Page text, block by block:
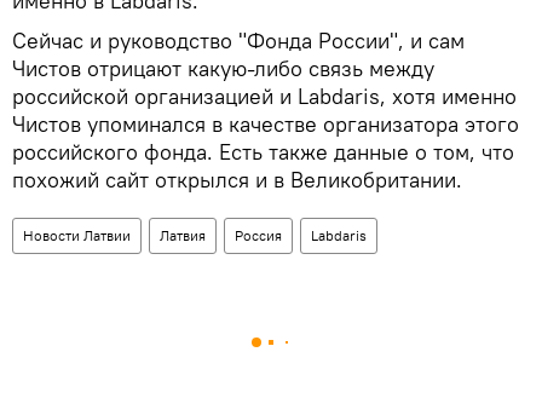
Сейчас и руководство "Фонда России", и сам
Чистов отрицают какую-либо связь между
российской организацией и Labdaris, хотя именно
Чистов упоминался в качестве организатора этого
российского фонда. Есть также данные о том, что
похожий сайт открылся и в Великобритании.
Новости Латвии Латвия Россия Labdaris